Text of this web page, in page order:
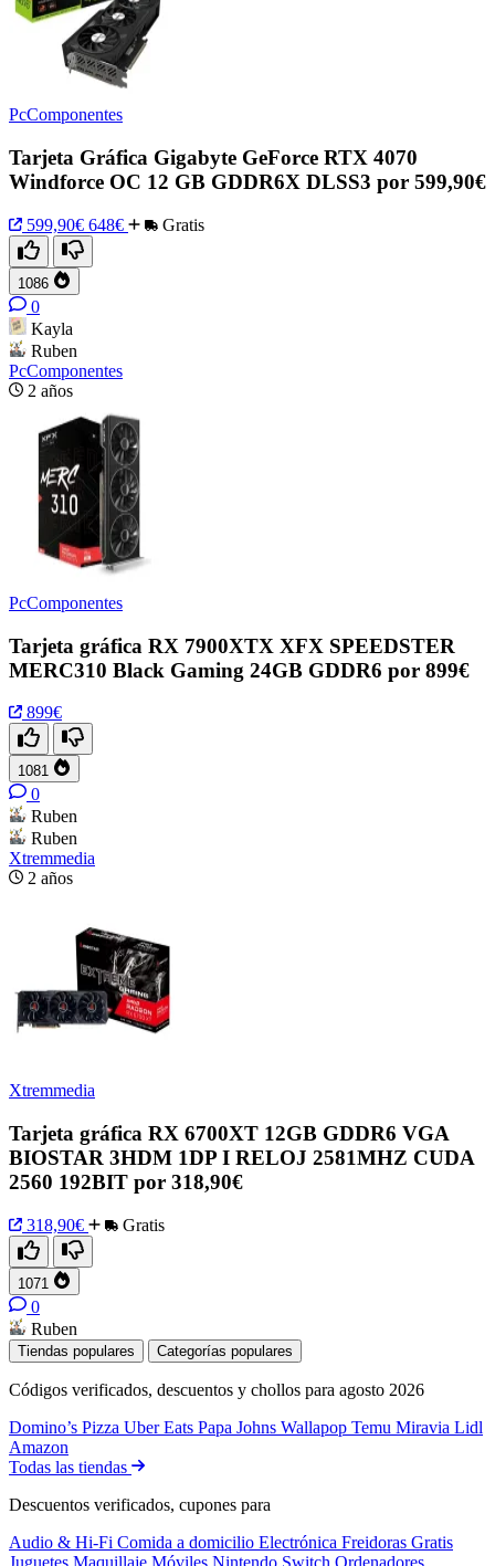
PcComponentes
Tarjeta Gráfica Gigabyte GeForce RTX 4070
Windforce OC 12 GB GDDR6X DLSS3 por 599,90€
599,90€ 648€ Gratis
1086
0
Kayla
Ruben
PcComponentes
2 años
PcComponentes
Tarjeta gráfica RX 7900XTX XFX SPEEDSTER
MERC310 Black Gaming 24GB GDDR6 por 899€
899€
1081
0
Ruben
Ruben
Xtremmedia
2 años
Xtremmedia
Tarjeta gráfica RX 6700XT 12GB GDDR6 VGA
BIOSTAR 3HDM 1DP I RELOJ 2581MHZ CUDA
2560 192BIT por 318,90€
318,90€ Gratis
1071
0
Ruben
Tiendas populares Categorías populares
Códigos verificados, descuentos y chollos para agosto 2026
Domino’s Pizza Uber Eats Papa Johns Wallapop Temu Miravia Lidl
Amazon
Todas las tiendas
Descuentos verificados, cupones para
Audio & Hi-Fi Comida a domicilio Electrónica Freidoras Gratis
Juguetes Maquillaje Móviles Nintendo Switch Ordenadores